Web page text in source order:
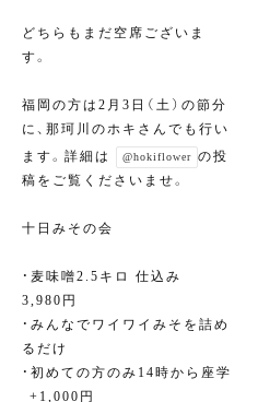
どちらもまだ空席ございま
す。
福岡の方は2月3日（土）の節分
に、那珂川のホキさんでも行い
ます。詳細は
@hokiflower の投
稿をご覧くださいませ。
十日みその会
・麦味噌2.5キロ 仕込み
3,980円⁣
・みんなでワイワイみそを詰め
るだけ⁣
・初めての方のみ14時から座学
⁣ +1,000円